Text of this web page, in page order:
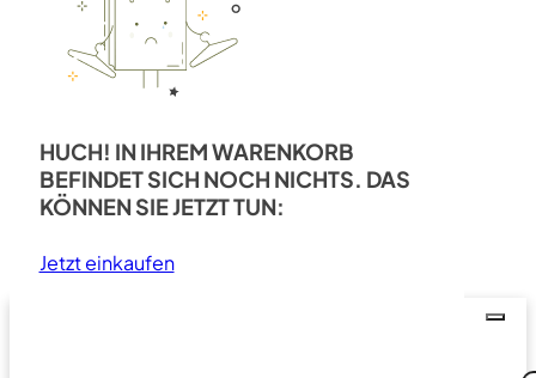
HUCH! IN IHREM WARENKORB
BEFINDET SICH NOCH NICHTS. DAS
KÖNNEN SIE JETZT TUN:
Jetzt einkaufen